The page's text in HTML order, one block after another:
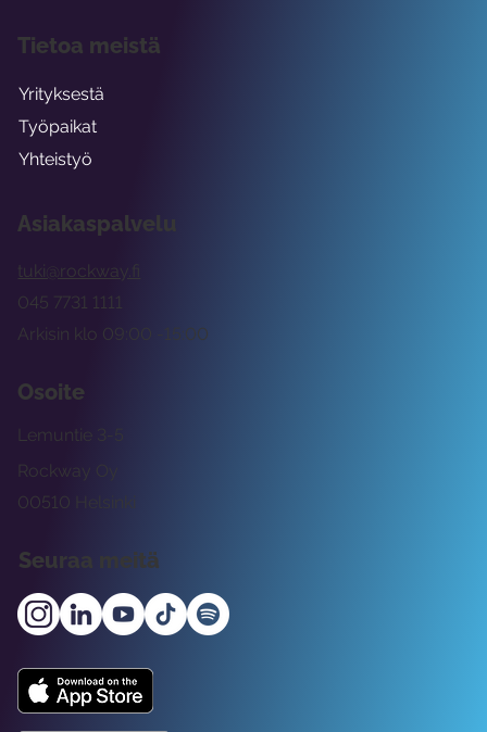
Asiakaspalvelu
tuki@rockway.fi
Arkisin klo 09:00 -15:00
045 7731 1111
Osoite
Rockway Oy
Lemuntie 3-5
00510 Helsinki
Seuraa meitä
Tietoa meistä
Yrityksestä
Työpaikat
Yhteistyö